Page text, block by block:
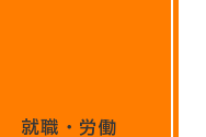
就職・労働